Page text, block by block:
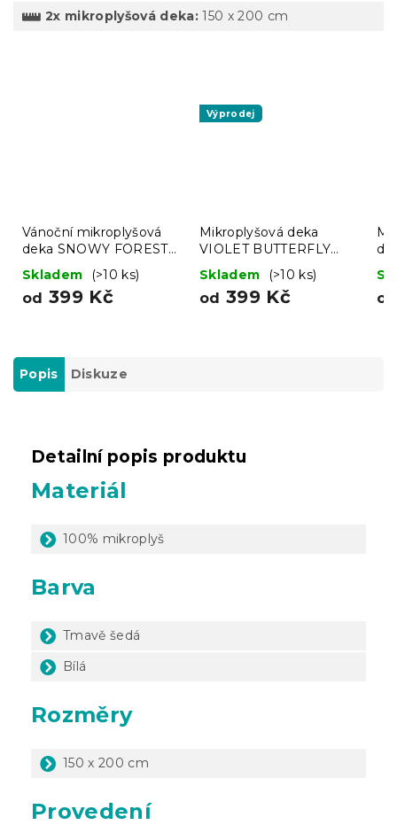
2x mikroplyšová deka: 150 x 200 cm
Vánoční mikroplyšová
deka SNOWY FOREST
šedá
Skladem (>10 ks)
od 399 Kč
Výprodej
Mikroplyšová deka
VIOLET BUTTERFLY
tmavě modrá
Skladem (>10 ks)
od 399 Kč od
Popis Diskuze
Detailní popis produktu
Materiál
100% mikroplyš
Barva
Tmavě šedá
Bílá
Rozměry
150 x 200 cm
Provedení